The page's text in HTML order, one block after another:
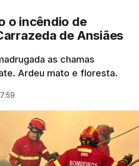
o incêndio de
de Ansiães
as chamas
Ardeu mato e floresta.